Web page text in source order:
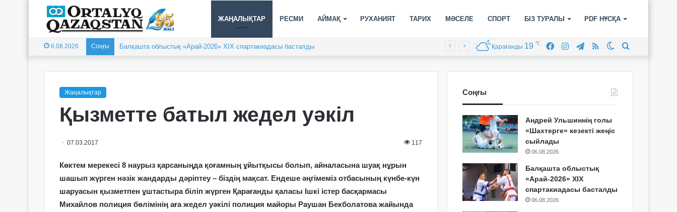
ЖАҢАЛЫҚТАР РЕСМИ АЙМАҚ РУХАНИЯТ ТАРИХ МӘСЕЛЕ СПОРТ БІЗ ТУРАЛЫ PDF НҰСҚА
6.08.2026 Соңғы Балқашта облыстық «Арай-2026» XIX спартакиадасы басталды Switch
RSS
Telegram
Instagram
Facebook
Қарағанды 19 ℃
Жаңалықтар
Қызметте батыл жедел уәкіл
07.03.2017 117
Көктем мерекесі 8 наурыз қарсаныңда қоғамның ұйытқысы болып, айналасына шуақ нұрын
шашып жүрген нәзік жандарды дәріптеу – біздің мақсат. Ендеше әңгімеміз отбасының күнбе-күн
шаруасын қызметпен ұштастыра біліп жүрген Қарағанды қаласы Ішкі істер басқармасы
Михайлов полиция бөлімінің аға жедел уәкілі полиция майоры Раушан Бекболатова жайында
Соңғы
Андрей Ульшиннің голы
«Шахтерге» кезекті жеңіс
сыйлады
06.08.2026
Балқашта облыстық
«Арай-2026» XIX
спартакиадасы басталды
06.08.2026